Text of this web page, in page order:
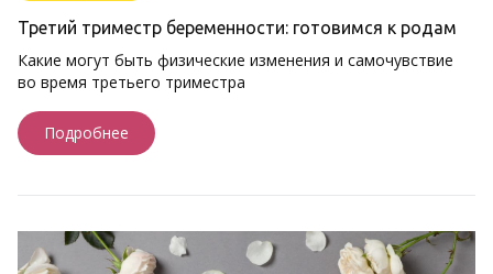
Третий триместр беременности: готовимся к родам
Какие могут быть физические изменения и самочувствие
во время третьего триместра
Подробнее